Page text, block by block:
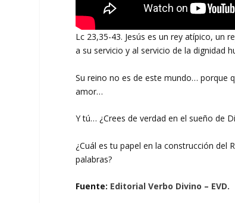
Lc 23,35-43. Jesús es un rey atípico, un
a su servicio y al servicio de la dignidad
Su reino no es de este mundo… porque
amor…
Y tú… ¿Crees de verdad en el sueño de
¿Cuál es tu papel en la construcción del
palabras?
Fuente: Editorial Verbo Divino – EVD.